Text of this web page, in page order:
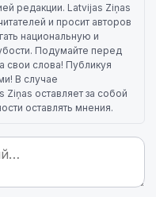
редакции. Latvijas Ziņas
и просит авторов
национальную и
Подумайте перед
свои слова! Публикуя
В случае
оставляет за собой
оставлять мнения.